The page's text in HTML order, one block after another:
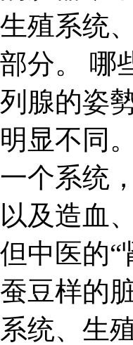
生殖系统
部分。 哪
列腺的姿
明显不同
一个系统
以及造血
但中医的“
蚕豆样的
系统、生